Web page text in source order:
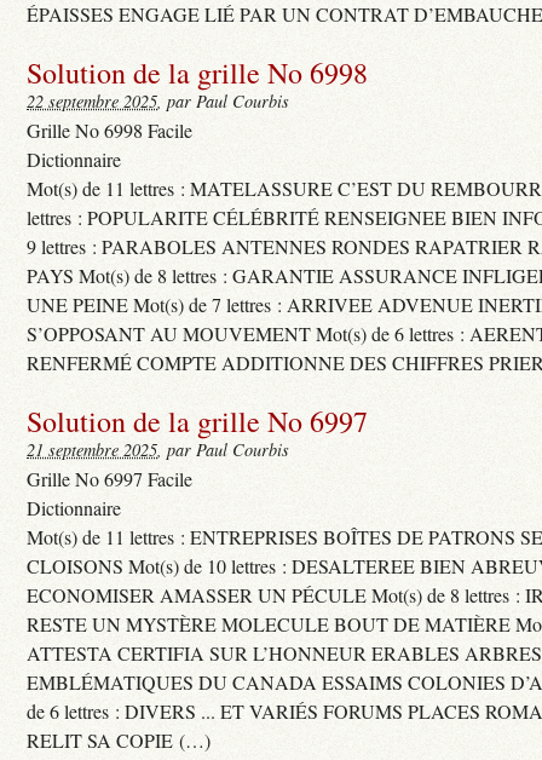
ÉPAISSES ENGAGE LIÉ PAR UN CONTRAT
Solution de la grille No 6998
22 septembre 2025, par Paul Courbis
Grille No 6998 Facile
Dictionnaire
Mot(s) de 11 lettres : MATELASSURE C’EST DU
lettres : POPULARITE CÉLÉBRITÉ RENSEIGNEE BIEN
9 lettres : PARABOLES ANTENNES RONDES RAPATRIER
PAYS Mot(s) de 8 lettres : GARANTIE ASSURANCE
UNE PEINE Mot(s) de 7 lettres : ARRIVEE ADVENUE
S’OPPOSANT AU MOUVEMENT Mot(s) de 6 lettres :
RENFERMÉ COMPTE ADDITIONNE DES CHIFFRES
Solution de la grille No 6997
21 septembre 2025, par Paul Courbis
Grille No 6997 Facile
Dictionnaire
Mot(s) de 11 lettres : ENTREPRISES BOÎTES DE PATRONS
CLOISONS Mot(s) de 10 lettres : DESALTEREE BIEN
ECONOMISER AMASSER UN PÉCULE Mot(s) de 8 lettres :
RESTE UN MYSTÈRE MOLECULE BOUT DE MATIÈRE
ATTESTA CERTIFIA SUR L’HONNEUR ERABLES ARBRES
EMBLÉMATIQUES DU CANADA ESSAIMS COLONIES
de 6 lettres : DIVERS ... ET VARIÉS FORUMS PLACES
RELIT SA COPIE (…)